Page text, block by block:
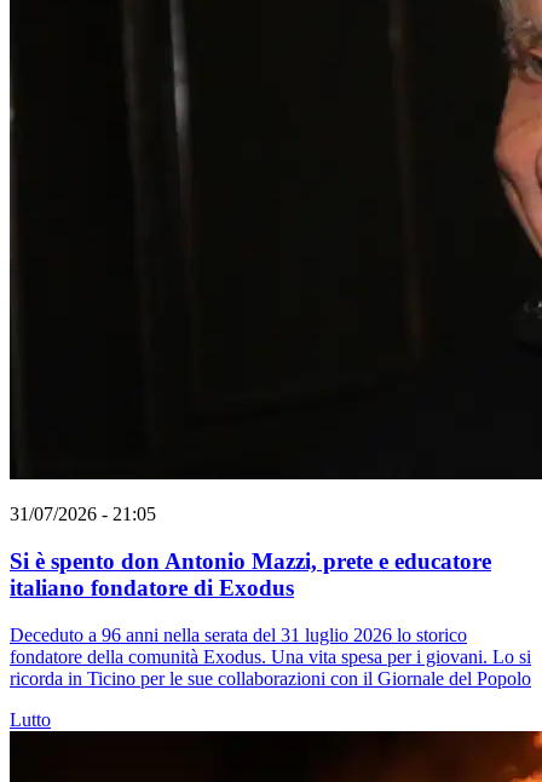
31/07/2026 - 21:05
Si è spento don Antonio Mazzi, prete e educatore
italiano fondatore di Exodus
Deceduto a 96 anni nella serata del 31 luglio 2026 lo storico
fondatore della comunità Exodus. Una vita spesa per i giovani. Lo si
ricorda in Ticino per le sue collaborazioni con il Giornale del Popolo
Lutto